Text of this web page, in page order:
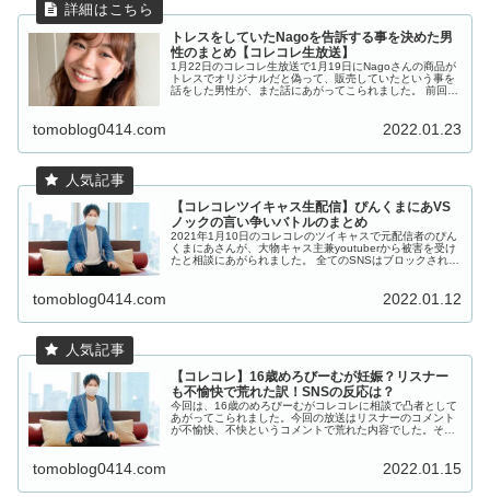
トレスをしていたNagoを告訴する事を決めた男
性のまとめ【コレコレ生放送】
1月22日のコレコレ生放送で1月19日にNagoさんの商品が
トレスでオリジナルだと偽って、販売していたという事を
話をした男性が、また話にあがってこられました。 前回の
tomoblog0414.com 2022.01.23
【コレコレツイキャス生配信】ぴんくまにあVS
ノックの言い争いバトルのまとめ
2021年1月10日のコレコレのツイキャスで元配信者のぴん
くまにあさんが、大物キャス主兼youtuberから被害を受け
たと相談にあがられました。 全てのSNSはブロックされて
tomoblog0414.com 2022.01.12
【コレコレ】16歳めろびーむが妊娠？リスナー
も不愉快で荒れた訳！SNSの反応は？
今回は、16歳のめろびーむがコレコレに相談で凸者として
あがってこられました。今回の放送はリスナーのコメント
が不愉快、不快というコメントで荒れた内容でした。その
tomoblog0414.com 2022.01.15